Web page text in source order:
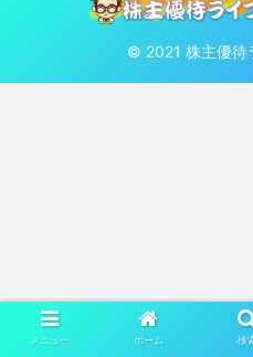
© 2021 株主優待
メニュー ホーム 検